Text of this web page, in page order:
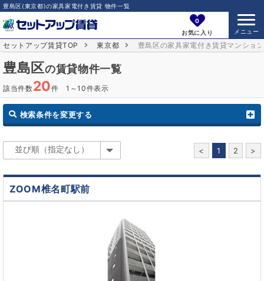
豊島区(東京都)の家具家電付き賃貸 物件一覧
0
お気に入り
セットアップ賃貸TOP 東京都 豊島区の家具家電付き賃貸マンション
豊島区の賃貸物件一覧
該当件数20件 1～10件表示
検索条件を変更する
< 1 2 >
ZOOM椎名町駅前